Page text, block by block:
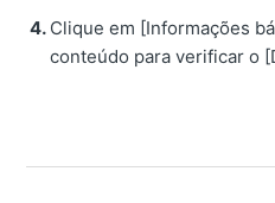
Clique em [Informações
conteúdo para verificar o